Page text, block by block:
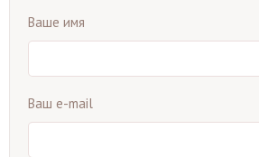
Ваше имя
Ваш e-mail